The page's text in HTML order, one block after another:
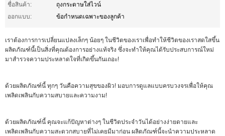
ชื่อสินค้า:
ถุงกระดาษใส่ไวน์
ออกแบบ:
ข้อกำหนดเฉพาะของลูกค้า
เราต้องการการเปลี่ยนแปลงเล็กๆ น้อยๆ ในชีวิตของเราเพื่อทำให้ชีวิตของเราสดใสขึ้น
ผลิตภัณฑ์นี้เป็นสิ่งที่คุณต้องการอย่างแท้จริง ซึ่งจะทำให้คุณได้รับประสบการณ์ใหม่
มาสำรวจความประหลาดใจที่เกิดขึ้นกันเถอะ!
ด้วยผลิตภัณฑ์นี้ ทุกๆ วันคือความสุขของผิว! มอบการดูแลแบบครบวงจรเพื่อให้คุณ
เพลิดเพลินกับความสบายและความงาม!
ด้วยผลิตภัณฑ์นี้ คุณจะแก้ปัญหาต่างๆ ในชีวิตประจำวันได้อย่างง่ายดายและ
เพลิดเพลินกับความสะดวกสบายที่ไม่เคยมีมาก่อน ผลิตภัณฑ์นี้จะนำความประหลาด